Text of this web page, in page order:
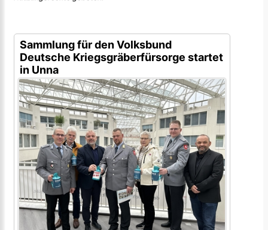
Sammlung für den Volksbund
Deutsche Kriegsgräberfürsorge startet
in Unna